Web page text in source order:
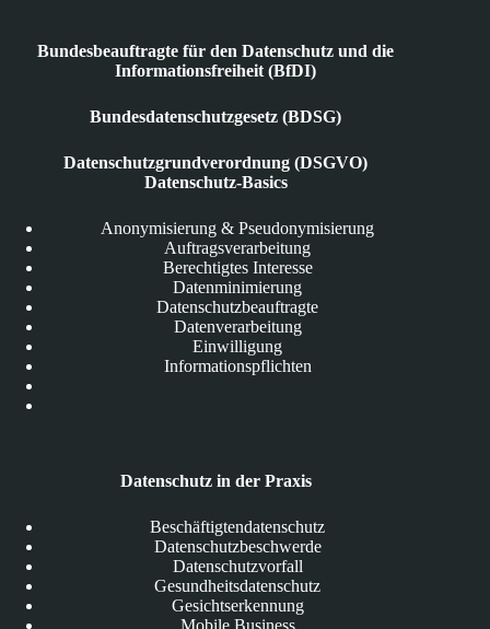
Bundesbeauftragte für den Datenschutz und die
Informationsfreiheit (BfDI)
Bundesdatenschutzgesetz (BDSG)
Datenschutzgrundverordnung (DSGVO)
Datenschutz-Basics
Anonymisierung & Pseudonymisierung
Auftragsverarbeitung
Berechtigtes Interesse
Datenminimierung
Datenschutzbeauftragte
Datenverarbeitung
Einwilligung
Informationspflichten
Datenschutz in der Praxis
Beschäftigtendatenschutz
Datenschutzbeschwerde
Datenschutzvorfall
Gesundheitsdatenschutz
Gesichtserkennung
Mobile Business